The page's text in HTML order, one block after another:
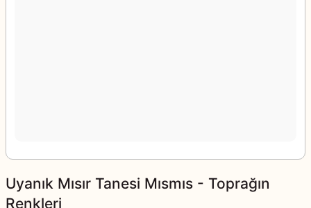
Uyanık Mısır Tanesi Mısmıs - Toprağın
Renkleri